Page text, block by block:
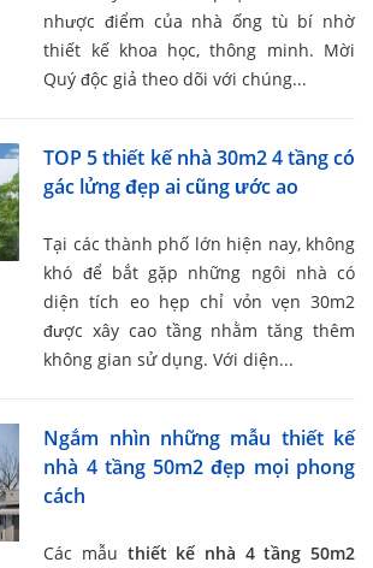
nhược điểm của nhà ống tù bí nhờ
thiết kế khoa học, thông minh. Mời
Quý độc giả theo dõi với chúng...
TOP 5 thiết kế nhà 30m2 4 tầng có
gác lửng đẹp ai cũng ước ao
Tại các thành phố lớn hiện nay, không
khó để bắt gặp những ngôi nhà có
diện tích eo hẹp chỉ vỏn vẹn 30m2
được xây cao tầng nhằm tăng thêm
không gian sử dụng. Với diện...
Ngắm nhìn những mẫu thiết kế
nhà 4 tầng 50m2 đẹp mọi phong
cách
Các mẫu thiết kế nhà 4 tầng 50m2